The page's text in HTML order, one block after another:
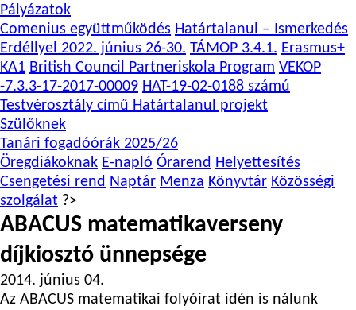
Pályázatok
Comenius együttműködés Határtalanul – Ismerkedés
Erdéllyel 2022. június 26-30. TÁMOP 3.4.1. Erasmus+
KA1 British Council Partneriskola Program VEKOP
-7.3.3-17-2017-00009 HAT-19-02-0188 számú
Testvérosztály című Határtalanul projekt
Szülőknek
Tanári fogadóórák 2025/26
Öregdiákoknak E-napló Órarend Helyettesítés
Csengetési rend Naptár Menza Könyvtár Közösségi
szolgálat ?>
ABACUS matematikaverseny
díjkiosztó ünnepsége
2014. június 04.
Az ABACUS matematikai folyóirat idén is nálunk